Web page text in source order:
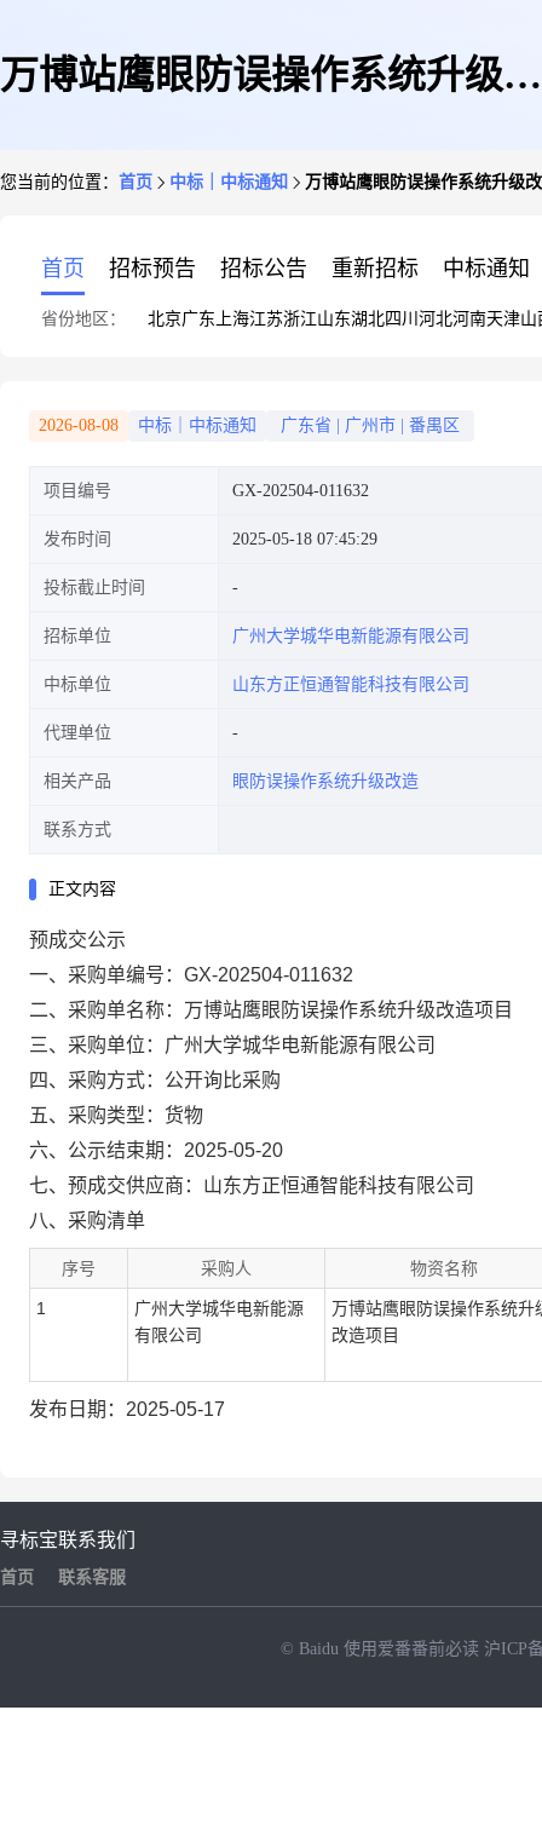
万博站鹰眼防误操作系统升级改
您当前的位置： 首页 中标｜中标通知 万博站鹰眼防误操作系统升级
首页 招标预告 招标公告 重新招标 中标通知
省份地区： 北京广东 上海江苏浙江山东湖北四川 河北河南天津山
2026-08-08 中标｜中标通知 广东省 广州市 番禺区
项目编号 GX-202504-011632
发布时间 2025-05-18 07:45:29
投标截止时间
招标单位 广州大学城华电新能源有限公司
中标单位 山东方正恒通智能科技有限公司
代理单位
相关产品 眼防误操作系统升级改造
联系方式
正文内容
预成交公示
一、采购单编号：GX-202504-011632
二、采购单名称：万博站鹰眼防误操作系统升级改造项目
三、采购单位：广州大学城华电新能源有限公司
四、采购方式：公开询比采购
五、采购类型：货物
六、公示结束期：2025-05-20
七、预成交供应商：山东方正恒通智能科技有限公司
八、采购清单
序号 采购人 物资名称
1
广州大学城华电新能源
有限公司
万博站鹰眼防误操作系统升
改造项目
发布日期：2025-05-17
寻标宝
首页
联系我们
联系客服
© Baidu 使用爱番番前必读 沪ICP